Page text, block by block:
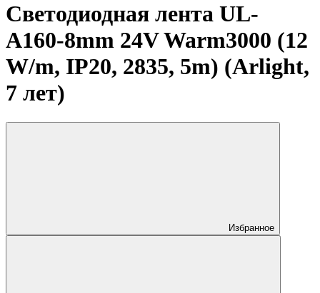
Светодиодная лента UL-
A160-8mm 24V Warm3000 (12
W/m, IP20, 2835, 5m) (Arlight,
7 лет)
Избранное